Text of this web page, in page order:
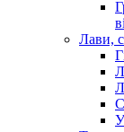
Лави,